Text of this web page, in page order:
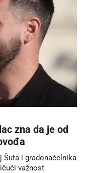
zna da je od
Šuta i gradonačelnika
važnost